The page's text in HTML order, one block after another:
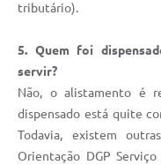
tributário).
5. Quem foi
servir?
Não, o alistamento é
dispensado está quite
Todavia, existem
Orientação DGP